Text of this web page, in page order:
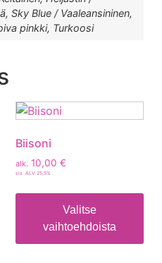
Sky Blue / Vaaleansininen,
pinkki, Turkoosi
Biisoni
alk. 10,00 €
sis. ALV 25,5%
Valitse
vaihtoehdoista